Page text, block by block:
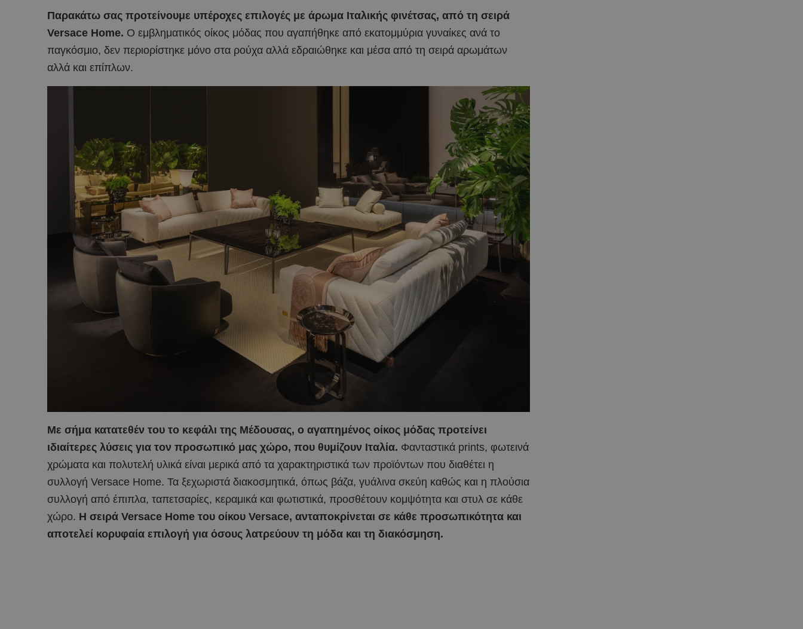
Παρακάτω σας προτείνουμε υπέροχες επιλογές με άρωμα Ιταλικής φινέτσας, από τη σειρά
Versace Home. Ο εμβληματικός οίκος μόδας που αγαπήθηκε από εκατομμύρια γυναίκες ανά το
παγκόσμιο, δεν περιορίστηκε μόνο στα ρούχα αλλά εδραιώθηκε και μέσα από τη σειρά αρωμάτων
αλλά και επίπλων.
Με σήμα κατατεθέν του το κεφάλι της Μέδουσας, ο αγαπημένος οίκος μόδας προτείνει
ιδιαίτερες λύσεις για τον προσωπικό μας χώρο, που θυμίζουν Ιταλία. Φανταστικά prints, φωτεινά
χρώματα και πολυτελή υλικά είναι μερικά από τα χαρακτηριστικά των προϊόντων που διαθέτει η
συλλογή Versace Home. Τα ξεχωριστά διακοσμητικά, όπως βάζα, γυάλινα σκεύη καθώς και η πλούσια
συλλογή από έπιπλα, ταπετσαρίες, κεραμικά και φωτιστικά, προσθέτουν κομψότητα και στυλ σε κάθε
χώρο. Η σειρά Versace Home του οίκου Versace, ανταποκρίνεται σε κάθε προσωπικότητα και
αποτελεί κορυφαία επιλογή για όσους λατρεύουν τη μόδα και τη διακόσμηση.